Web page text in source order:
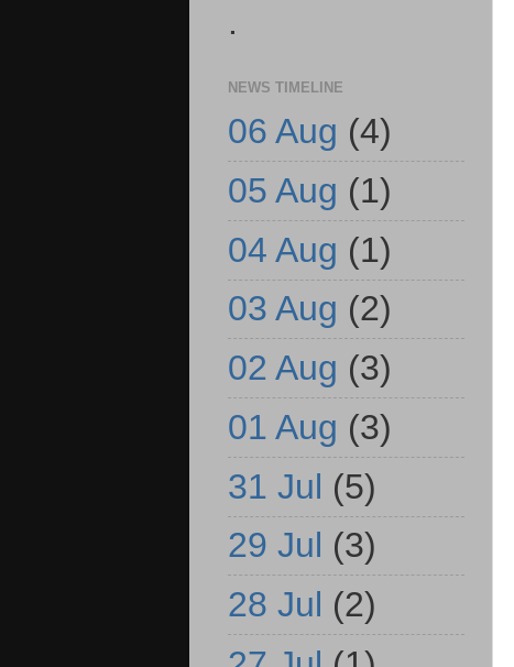
.
NEWS TIMELINE
06 Aug (4)
05 Aug (1)
04 Aug (1)
03 Aug (2)
02 Aug (3)
01 Aug (3)
31 Jul (5)
29 Jul (3)
28 Jul (2)